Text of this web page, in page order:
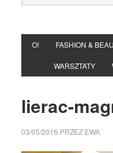
O! FASHION &
WARSZTATY
lierac-
03/05/2016 PRZEZ EWA